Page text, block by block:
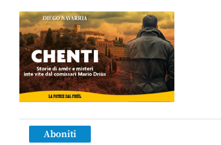
Aboniti